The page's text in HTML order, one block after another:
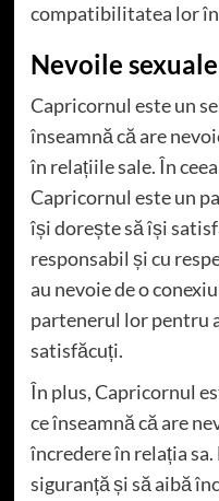
compatibilitatea lor
Nevoile
Capricornul este un
înseamnă că are
în relațiile sale. În
Capricornul este un
își dorește să își
responsabil și cu
au nevoie de o
partenerul lor pentru
satisfăcuți.
În plus, Capricornul
ce înseamnă că are
încredere în relația sa.
siguranță și să aibă